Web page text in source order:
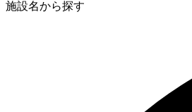
施設名から探す